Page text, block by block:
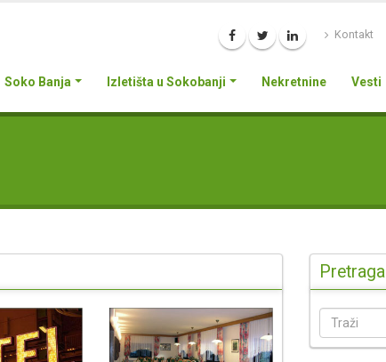
Kontakt
Soko Banja Izletišta u Sokobanji Nekretnine Vesti
Pretraga